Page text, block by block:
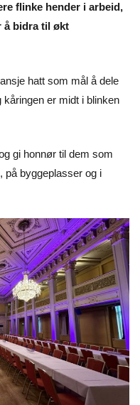
flinke hender i arbeid,
å bidra til økt
hatt som mål å dele
er midt i blinken
gi honnør til dem som
på byggeplasser og i